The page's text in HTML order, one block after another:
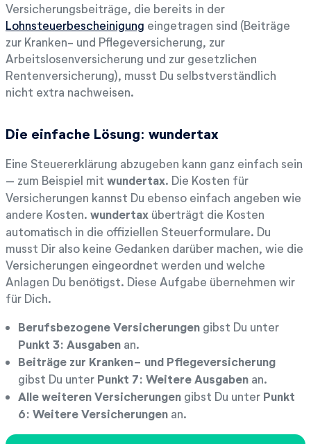
Versicherungsbeiträge, die bereits in der
Lohnsteuerbescheinigung eingetragen sind (Beiträge
zur Kranken- und Pflegeversicherung, zur
Arbeitslosenversicherung und zur gesetzlichen
Rentenversicherung), musst Du selbstverständlich
nicht extra nachweisen.
Die einfache Lösung: wundertax
Eine Steuererklärung abzugeben kann ganz einfach sein
– zum Beispiel mit wundertax. Die Kosten für
Versicherungen kannst Du ebenso einfach angeben wie
andere Kosten. wundertax überträgt die Kosten
automatisch in die offiziellen Steuerformulare. Du
musst Dir also keine Gedanken darüber machen, wie die
Versicherungen eingeordnet werden und welche
Anlagen Du benötigst. Diese Aufgabe übernehmen wir
für Dich.
Berufsbezogene Versicherungen gibst Du unter
Punkt 3: Ausgaben an.
Beiträge zur Kranken- und Pflegeversicherung
gibst Du unter Punkt 7: Weitere Ausgaben an.
Alle weiteren Versicherungen gibst Du unter Punkt
6: Weitere Versicherungen an.